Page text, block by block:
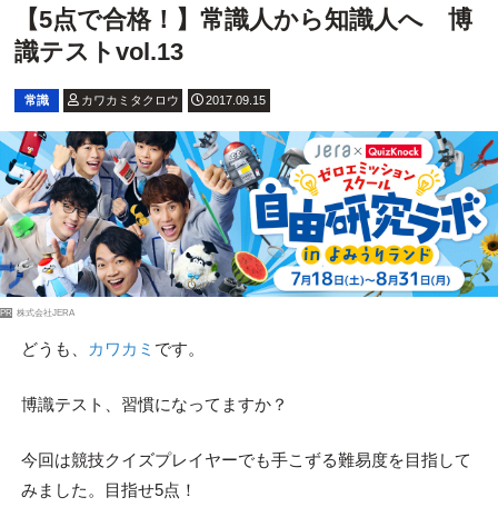
【5点で合格！】常識人から知識人へ 博
識テストvol.13
常識 カワカミタクロウ 2017.09.15
PR 株式会社JERA
どうも、 カワカミ です。
博識テスト、習慣になってますか？
今回は競技クイズプレイヤーでも手こずる難易度を目指して
みました。目指せ5点！